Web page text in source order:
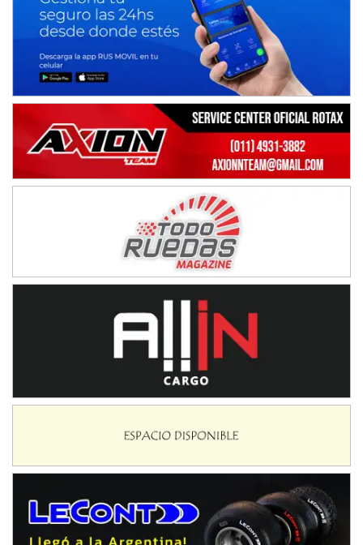
José Samuel Sánchez (Tierra)
Rufino (Santa Fe)
TUCUMANO - F5
Juan Navarro (Asfalto)
El Timbó (Tucumán)
COBERTURA ESPECIAL DE E-KART.COM.AR
08/09-AGO
IAME SERIES ARGENTINA 6
Baradero (Buenos Aires)
Ciudad de Trenque Lauquen (Asfalto)
Trenque Lauquen (Buenos Aires)
ENTRERRIANO - F6 (POSTERGADA)
PATAGONICO - F6
Gral. E. Godoy (Río Negro)
CSK - F7
Humboldt (Santa Fe)